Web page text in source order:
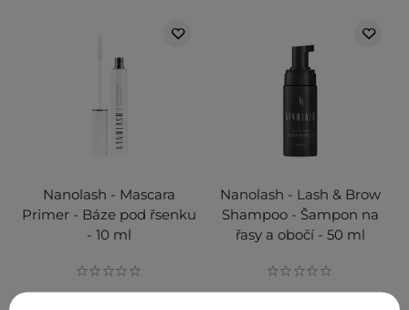
Nanolash - Mascara
Primer - Báze pod řsenku
- 10 ml
Nanolash - Lash & Brow
Shampoo - Šampon na
řasy a obočí - 50 ml